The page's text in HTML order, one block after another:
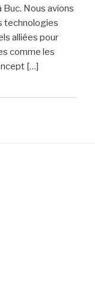
Nous avions
technologies
alliées pour
comme les
[…]